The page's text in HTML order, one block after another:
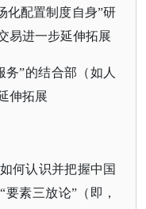
化配置制度自身”研
易进一步延伸拓展
务”的结合部（如人
伸拓展
何认识并把握中国
素三放论”（即，